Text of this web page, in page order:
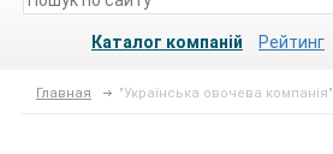
Каталог компаній Рейтинг
Главная "Українська овочева компанія"